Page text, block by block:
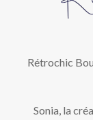
Rétrochic
Sonia, la